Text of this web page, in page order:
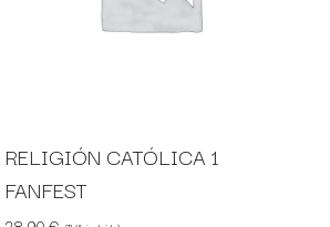
RELIGIÓN CATÓLICA 1
FANFEST